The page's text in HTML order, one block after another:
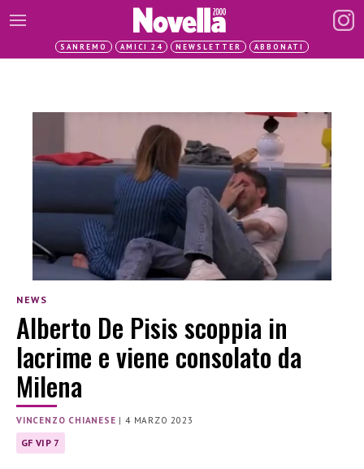
SANREMO AMICI 24 NEWSLETTER ABBONATI
NEWS
Alberto De Pisis scoppia in
lacrime e viene consolato da
Milena
VINCENZO CHIANESE |4 MARZO 2023
GF VIP 7